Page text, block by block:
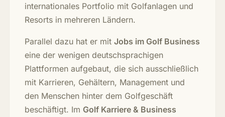
internationales Portfolio mit Golfanlagen und
Resorts in mehreren Ländern.
Parallel dazu hat er mit Jobs im Golf Business
eine der wenigen deutschsprachigen
Plattformen aufgebaut, die sich ausschließlich
mit Karrieren, Gehältern, Management und
den Menschen hinter dem Golfgeschäft
beschäftigt. Im Golf Karriere & Business